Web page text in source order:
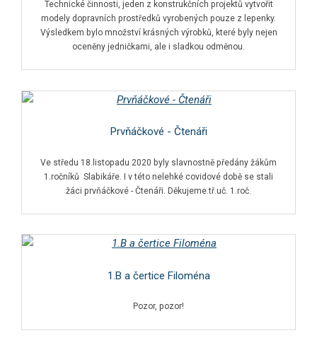
Technické činnosti, jeden z konstrukčních projektů vytvořit
modely dopravních prostředků vyrobených pouze z lepenky.
Výsledkem bylo množství krásných výrobků, které byly nejen
oceněny jedničkami, ale i sladkou odměnou.
Prvňáčkové - Čtenáři
Ve středu 18.listopadu 2020 byly slavnostně předány žákům
1.ročníků Slabikáře. I v této nelehké covidové době se stali
žáci prvňáčkové - Čtenáři. Děkujeme.tř.uč. 1.roč.
1.B a čertice Filoména
Pozor, pozor!